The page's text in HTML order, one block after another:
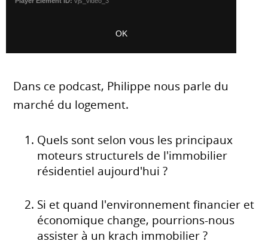
Dans ce podcast, Philippe nous parle du
marché du logement.
Quels sont selon vous les principaux
moteurs structurels de l'immobilier
résidentiel aujourd'hui ?
Si et quand l'environnement financier et
économique change, pourrions-nous
assister à un krach immobilier ?